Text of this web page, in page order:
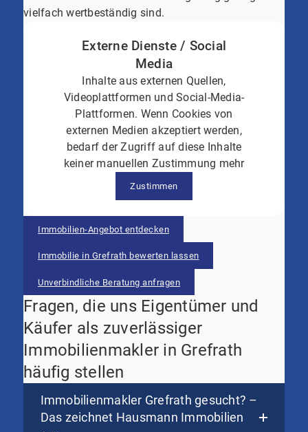
vielfach wertbeständig sind.
Externe Dienste / Social
Media
Inhalte aus externen Quellen,
Videoplattformen und Social-Media-
Plattformen. Wenn Cookies von
externen Medien akzeptiert werden,
bedarf der Zugriff auf diese Inhalte
keiner manuellen Zustimmung mehr
Zustimmen
Immobilien-Angebot entdecken
Immobilie in Grefrath bewerten lassen
Unverbindliche Beratung anfragen
Fragen, die uns Eigentümer und
Käufer als zuverlässiger
Immobilienmakler in Grefrath
häufig stellen
Immobilienmakler Grefrath gesucht? –
Das zeichnet Hausmann Immobilien